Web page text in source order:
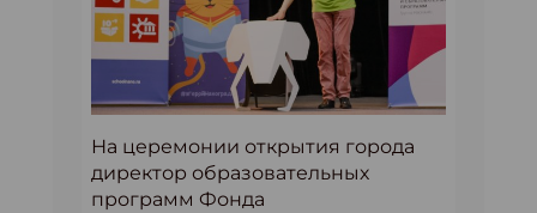
На церемонии открытия города
директор образовательных
программ Фонда